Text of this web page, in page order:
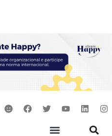
S
m
F
a
T
w
Y
o
L
i
I
n